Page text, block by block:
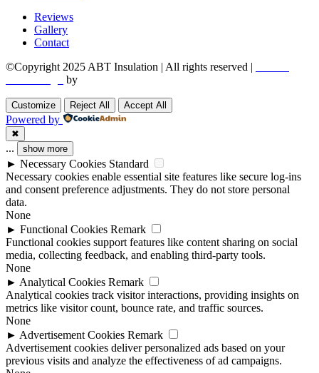
Reviews
Gallery
Contact
©Copyright 2025 ABT Insulation | All rights reserved |
by
Customize Reject All Accept All
Powered by
✖
... show more
► Necessary Cookies Standard
Necessary cookies enable essential site features like secure log-ins
and consent preference adjustments. They do not store personal
data.
None
► Functional Cookies Remark
Functional cookies support features like content sharing on social
media, collecting feedback, and enabling third-party tools.
None
► Analytical Cookies Remark
Analytical cookies track visitor interactions, providing insights on
metrics like visitor count, bounce rate, and traffic sources.
None
► Advertisement Cookies Remark
Advertisement cookies deliver personalized ads based on your
previous visits and analyze the effectiveness of ad campaigns.